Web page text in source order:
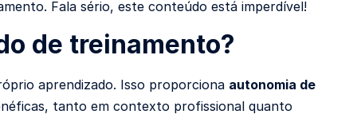
Fala sério, este conteúdo está imperdível!
de treinamento?
aprendizado. Isso proporciona autonomia de
tanto em contexto profissional quanto